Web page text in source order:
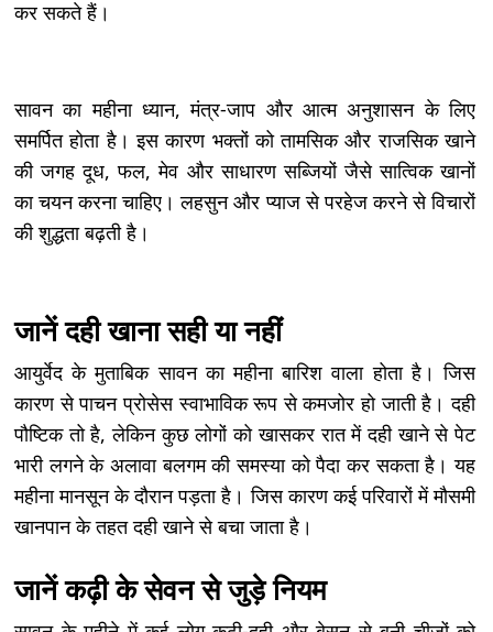
कर सकते हैं।
सावन का महीना ध्यान, मंत्र-जाप और आत्म अनुशासन के लिए
समर्पित होता है। इस कारण भक्तों को तामसिक और राजसिक खाने
की जगह दूध, फल, मेव और साधारण सब्जियों जैसे सात्विक खानों
का चयन करना चाहिए। लहसुन और प्याज से परहेज करने से विचारों
की शुद्धता बढ़ती है।
जानें दही खाना सही या नहीं
आयुर्वेद के मुताबिक सावन का महीना बारिश वाला होता है। जिस
कारण से पाचन प्रोसेस स्वाभाविक रूप से कमजोर हो जाती है। दही
पौष्टिक तो है, लेकिन कुछ लोगों को खासकर रात में दही खाने से पेट
भारी लगने के अलावा बलगम की समस्या को पैदा कर सकता है। यह
महीना मानसून के दौरान पड़ता है। जिस कारण कई परिवारों में मौसमी
खानपान के तहत दही खाने से बचा जाता है।
जानें कढ़ी के सेवन से जुड़े नियम